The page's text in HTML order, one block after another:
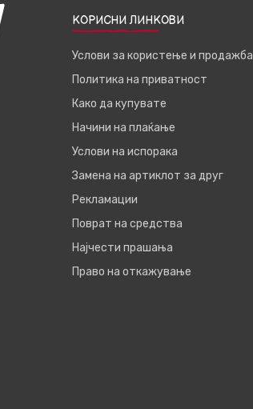
КОРИСНИ ЛИНКОВИ
Услови за користење и продажба
Политика на приватност
Како да купувате
Начини на плаќање
Услови на испорака
Замена на артиклот за друг
Рекламации
Поврат на средства
Најчести прашања
Право на откажување